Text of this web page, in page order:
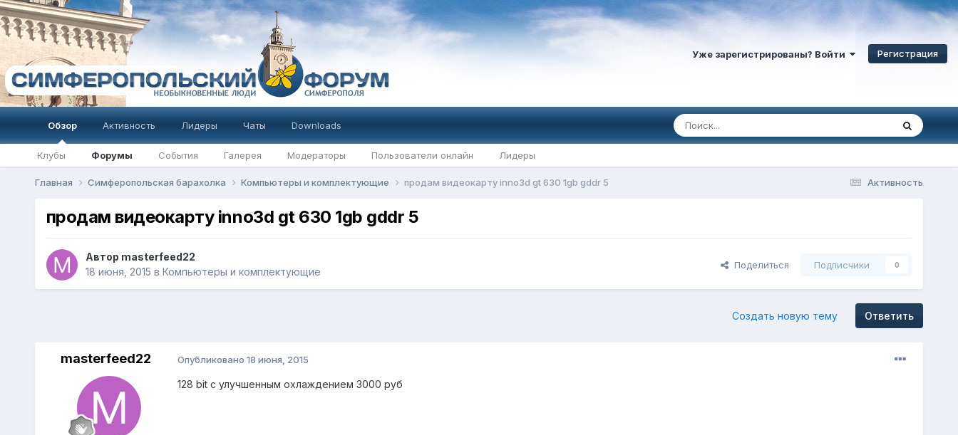
Уже зарегистрированы? Войти Регистрация
Обзор
Клубы Форумы События Галерея Модераторы Пользователи онлайн Лидеры
Активность Лидеры Чаты Downloads
Активность
Главная Симферопольская барахолка Компьютеры и комплектующие продам видеокарту inno3d gt 630 1gb gddr 5
продам видеокарту inno3d gt 630 1gb gddr 5
Автор masterfeed22
18 июня, 2015 в Компьютеры и комплектующие
Поделиться Подписчики 0
Ответить
Создать новую тему
masterfeed22 Опубликовано 18 июня, 2015
128 bit с улучшенным охлаждением 3000 руб